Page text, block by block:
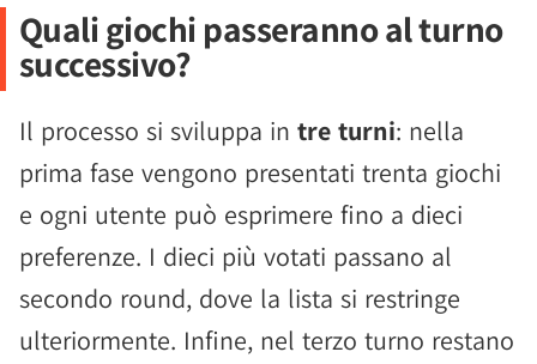
Quali giochi passeranno al turno
successivo?
Il processo si sviluppa in tre turni: nella
prima fase vengono presentati trenta giochi
e ogni utente può esprimere fino a dieci
preferenze. I dieci più votati passano al
secondo round, dove la lista si restringe
ulteriormente. Infine, nel terzo turno restano